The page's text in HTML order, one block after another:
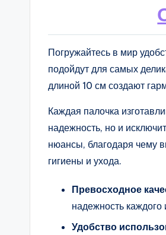
Погружайтесь в мир
подойдут для самых
длиной 10 см создают
Каждая палочка
надежность, но и
нюансы, благодаря чему
гигиены и ухода.
Превосходное
надежность каждого
Удобство